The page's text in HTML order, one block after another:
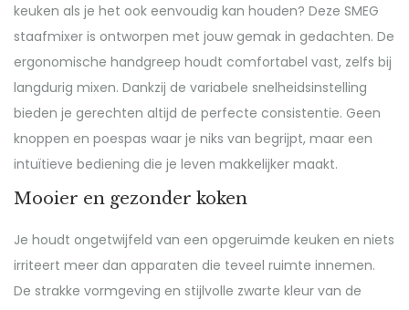
keuken als je het ook eenvoudig kan houden? Deze SMEG
staafmixer is ontworpen met jouw gemak in gedachten. De
ergonomische handgreep houdt comfortabel vast, zelfs bij
langdurig mixen. Dankzij de variabele snelheidsinstelling
bieden je gerechten altijd de perfecte consistentie. Geen
knoppen en poespas waar je niks van begrijpt, maar een
intuïtieve bediening die je leven makkelijker maakt.
Mooier en gezonder koken
Je houdt ongetwijfeld van een opgeruimde keuken en niets
irriteert meer dan apparaten die teveel ruimte innemen.
De strakke vormgeving en stijlvolle zwarte kleur van de